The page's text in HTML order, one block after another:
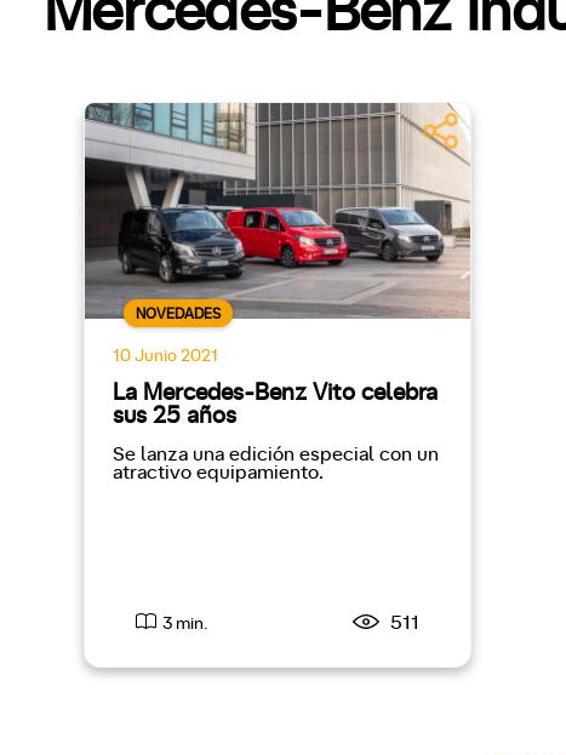
Mercedes-Benz
NOVEDADES
10 Junio 2021
La Mercedes-Benz Vito celebra
sus 25 años
Se lanza una edición especial con un
atractivo equipamiento.
3 min. 511